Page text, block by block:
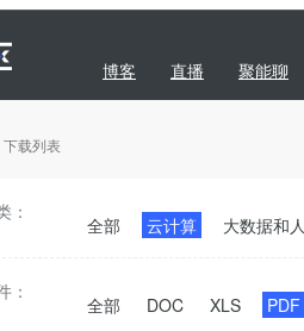
博客 直播 聚能聊
下载列表
：
全部 云计算 大数据和
：
全部 DOC XLS PDF